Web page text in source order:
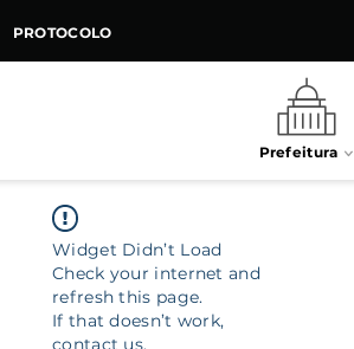
PROTOCOLO
Prefeitura
Widget Didn’t Load
Check your internet and
refresh this page.
If that doesn’t work,
contact us.